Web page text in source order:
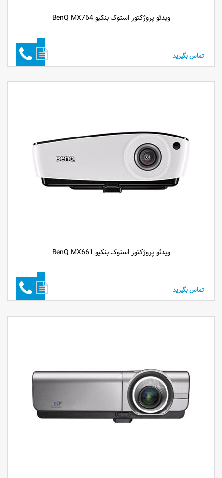
ویدئو پروژکتور استوک بنکیو BenQ MX764
تماس بگیرید
ویدئو پروژکتور استوک بنکیو BenQ MX661
تماس بگیرید